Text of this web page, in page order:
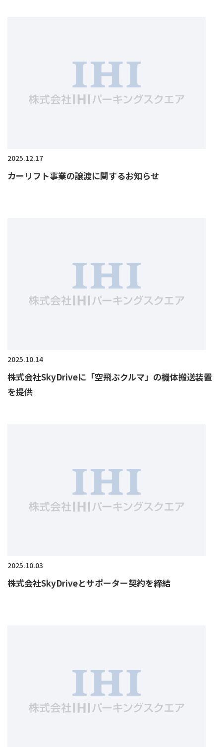
2025.12.17
カーリフト事業の譲渡に関するお知らせ
2025.10.14
株式会社SkyDriveに「空飛ぶクルマ」の機体搬送装置
を提供
2025.10.03
株式会社SkyDriveとサポーター契約を締結